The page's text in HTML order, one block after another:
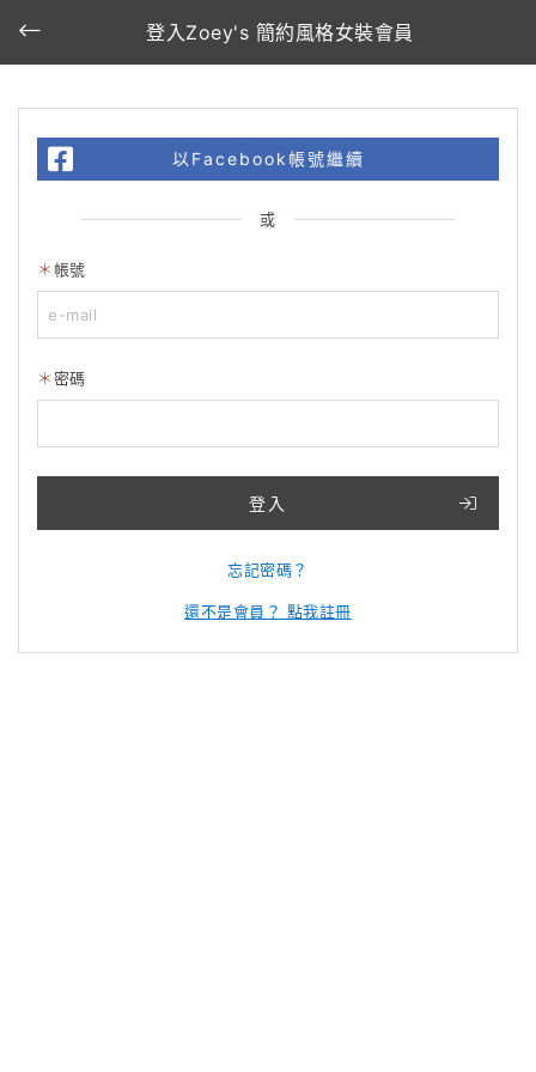
登入Zoey's 簡約風格女裝會員
以Facebook帳號繼續
或
帳號
密碼
登入
忘記密碼？
還不是會員？ 點我註冊